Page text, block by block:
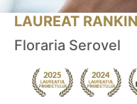
LAUREAT
Floraria Serovel